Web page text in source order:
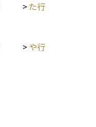
> た行
> や行